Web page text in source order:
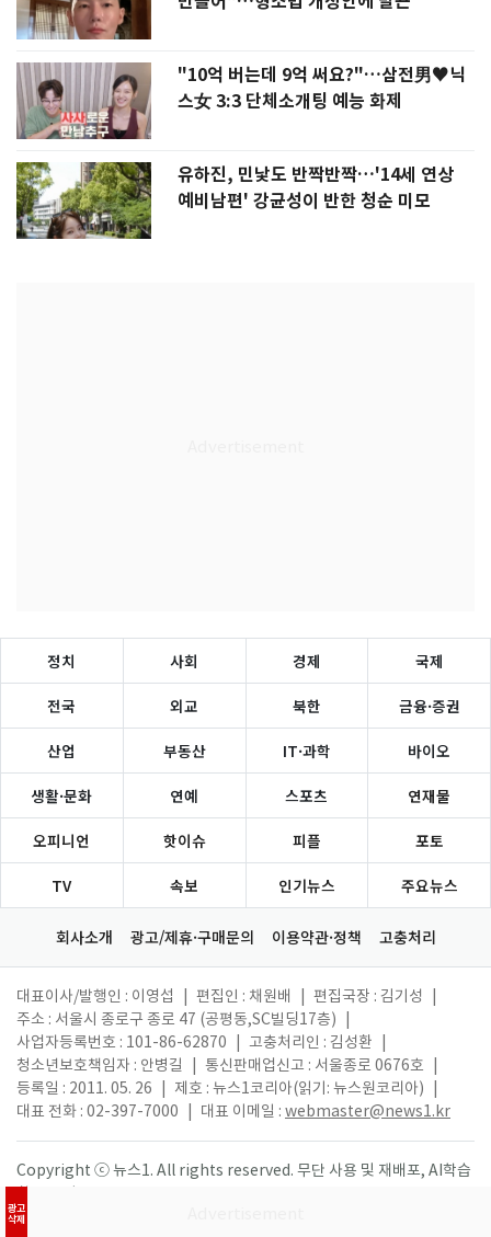
"10억 버는데 9억 써요?"…삼전男♥닉
스女 3:3 단체소개팅 예능 화제
유하진, 민낯도 반짝반짝…'14세 연상
예비남편' 강균성이 반한 청순 미모
광고
삭제
정치 사회 경제 국제
전국 외교 북한 금융·증권
산업 부동산 IT·과학 바이오
생활·문화 연예 스포츠 연재물
오피니언 핫이슈 피플 포토
TV 속보 인기뉴스 주요뉴스
회사소개 광고/제휴·구매문의 이용약관·정책 고충처리
대표이사/발행인 : 이영섭 편집인 : 채원배 편집국장 : 김기성
주소 : 서울시 종로구 종로 47 (공평동,SC빌딩17층)
사업자등록번호 : 101-86-62870
고충처리인 : 김성환
청소년보호책임자 : 안병길
통신판매업신고 : 서울종로 0676호
등록일 : 2011. 05. 26
제호 : 뉴스1코리아(읽기: 뉴스원코리아)
대표 전화 : 02-397-7000
대표 이메일 : webmaster@news1.kr
Copyright ⓒ 뉴스1. All rights reserved. 무단 사용 및 재배포, AI학습
활용 금지.